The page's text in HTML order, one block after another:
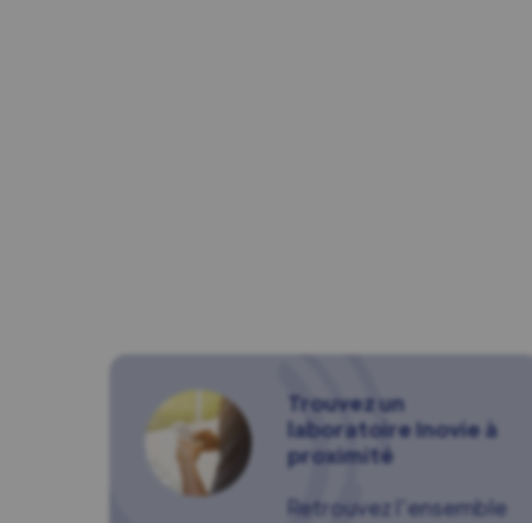
Trouvez un
laboratoire Inovie à
proximité
Retrouvez l'ensemble